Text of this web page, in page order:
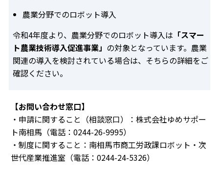
農業分野でのロボット導入
令和4年度より、農業分野でのロボット導入は 「スマー
ト農業技術導入促進事業」 の対象となっています。農業
関連の導入を検討されている場合は、そちらの詳細をご
確認ください。
【お問い合わせ窓口】
・申請に関すること（相談窓口）：株式会社ゆめサポー
ト南相馬（電話：0244-26-9995）
・制度に関すること：南相馬市商工労政課ロボット・次
世代産業推進室（電話：0244-24-5326）